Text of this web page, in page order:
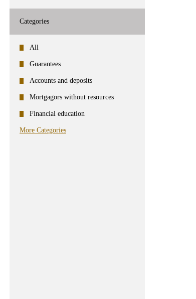
Categories
All
Guarantees
Accounts and deposits
Mortgagors without resources
Financial education
More Categories